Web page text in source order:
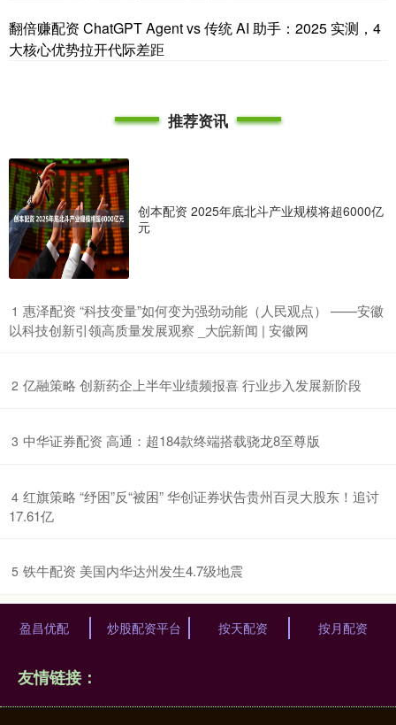
翻倍赚配资 ChatGPT Agent vs 传统 AI 助手：2025 实测，4
大核心优势拉开代际差距
推荐资讯
创本配资 2025年底北斗产业规模将超6000亿
元
1 ​惠泽配资 “科技变量”如何变为强劲动能（人民观点） ——安徽
以科技创新引领高质量发展观察 _大皖新闻 | 安徽网
2 ​亿融策略 创新药企上半年业绩频报喜 行业步入发展新阶段
3 ​中华证券配资 高通：超184款终端搭载骁龙8至尊版
4 ​红旗策略 “纾困”反“被困” 华创证券状告贵州百灵大股东！追讨
17.61亿
5 ​铁牛配资 美国内华达州发生4.7级地震
盈昌优配 炒股配资平台 按天配资 按月配资
友情链接：